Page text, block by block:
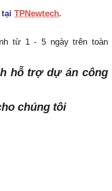
tại TPNewtech.
từ 1 - 5 ngày trên toàn
hỗ trợ dự án công
chúng tôi